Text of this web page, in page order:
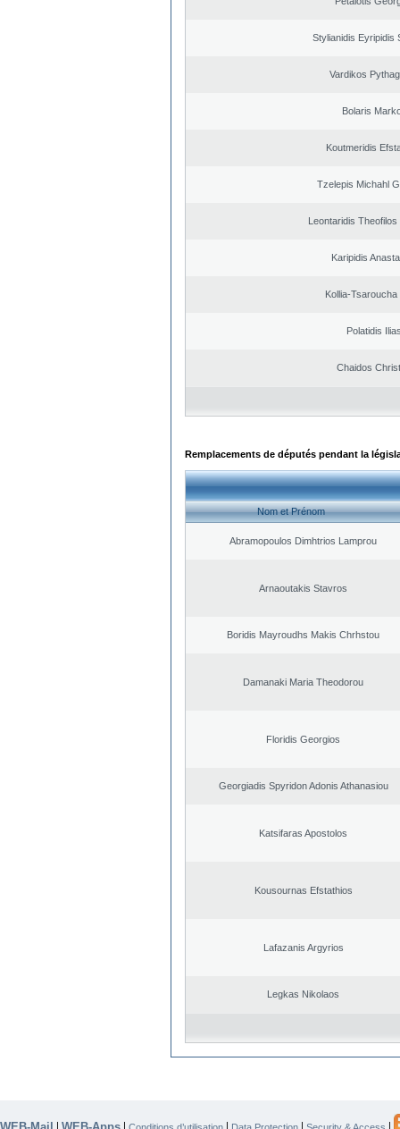
Stylianidis Eyripidis
Vardikos
Bolaris
Koutmeridis
Tzelepis Michahl
Leontaridis
Karipidis
Kollia-Tsaroucha
Polatidis
Chaidos
Remplacements de députés pendant la
Nom et Prénom
Abramopoulos Dimhtrios Lamprou
Arnaoutakis Stavros
Boridis Mayroudhs Makis Chrhstou
Damanaki Maria Theodorou
Floridis Georgios
Georgiadis Spyridon Adonis Athanasiou
Katsifaras Apostolos
Kousournas Efstathios
Lafazanis Argyrios
Legkas Nikolaos